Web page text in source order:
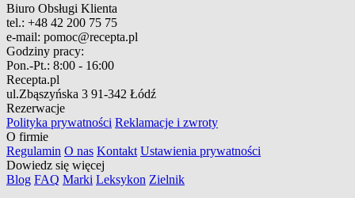
Biuro Obsługi Klienta
tel.: +48 42 200 75 75
e-mail: pomoc@recepta.pl
Godziny pracy:
Pon.-Pt.: 8:00 - 16:00
Recepta.pl
ul.Zbąszyńska 3 91-342 Łódź
Rezerwacje
Polityka prywatności Reklamacje i zwroty
O firmie
Regulamin O nas Kontakt Ustawienia prywatności
Dowiedz się więcej
Blog FAQ Marki Leksykon Zielnik